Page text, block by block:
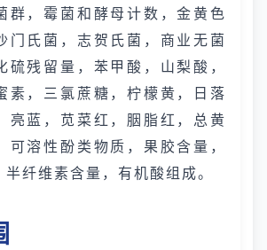
群，霉菌和酵母计数，金黄色
门氏菌，志贺氏菌，商业无菌
硫残留量，苯甲酸，山梨酸，
素，三氯蔗糖，柠檬黄，日落
亮蓝，苋菜红，胭脂红，总黄
可溶性酚类物质，果胶含量，
纤维素含量，有机酸组成。